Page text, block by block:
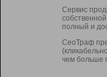
Сервис
полный и
СеоТраф
чем больше